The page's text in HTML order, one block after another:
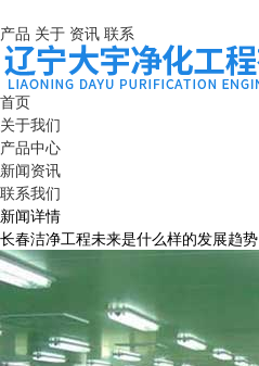
产品 关于 资讯 联系
首页
关于我们
产品中心
新闻资讯
联系我们
新闻详情
长春洁净工程未来是什么样的发展趋势